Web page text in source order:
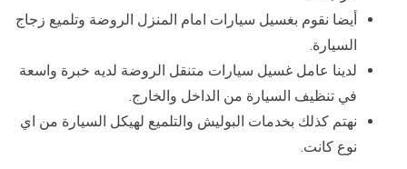
أيضا نقوم بغسيل سيارات امام المنزل الروضة وتلميع زجاج
السيارة.
لدينا عامل غسيل سيارات متنقل الروضة لديه خبرة واسعة
في تنظيف السيارة من الداخل والخارج.
نهتم كذلك بخدمات البوليش والتلميع لهيكل السيارة من اي
نوع كانت.